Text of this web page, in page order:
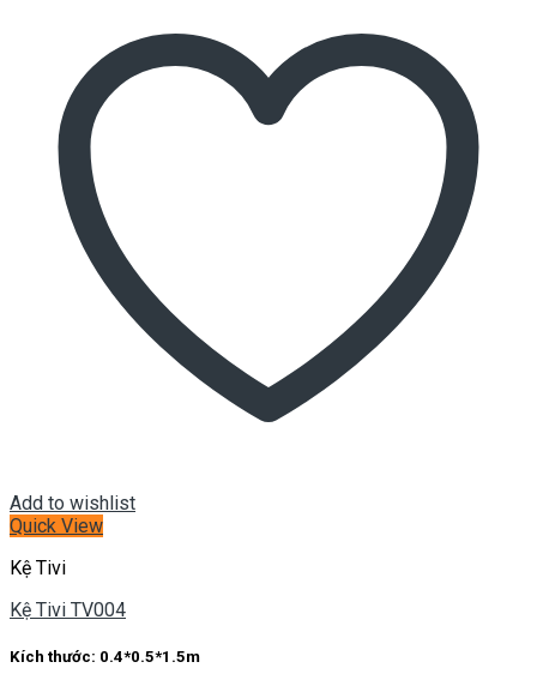
Add to wishlist
Quick View
Kệ Tivi
Kệ Tivi TV004
Kích thước: 0.4*0.5*1.5m